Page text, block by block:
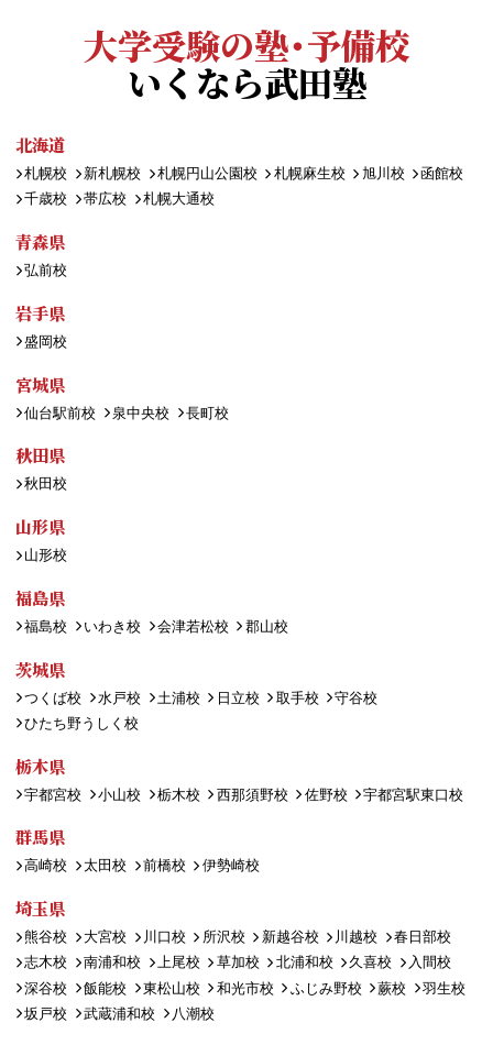
大学受験の塾・予備校
いくなら武田塾
北海道
札幌校 新札幌校 札幌円山公園校 札幌麻生校 旭川校
函館校
千歳校
帯広校 札幌大通校
青森県
弘前校
岩手県
盛岡校
宮城県
仙台駅前校 泉中央校 長町校
秋田県
秋田校
山形県
山形校
福島県
福島校 いわき校 会津若松校 郡山校
茨城県
つくば校 水戸校 土浦校 日立校 取手校
守谷校
ひたち野うしく校
栃木県
宇都宮校 小山校 栃木校 西那須野校 佐野校 宇都宮駅東口校
群馬県
高崎校 太田校 前橋校 伊勢崎校
埼玉県
熊谷校 大宮校 川口校 所沢校 新越谷校 川越校
春日部校
志木校
南浦和校 上尾校 草加校 北浦和校 久喜校
入間校
深谷校
飯能校 東松山校 和光市校 ふじみ野校 蕨校
羽生校
坂戸校
武蔵浦和校 八潮校